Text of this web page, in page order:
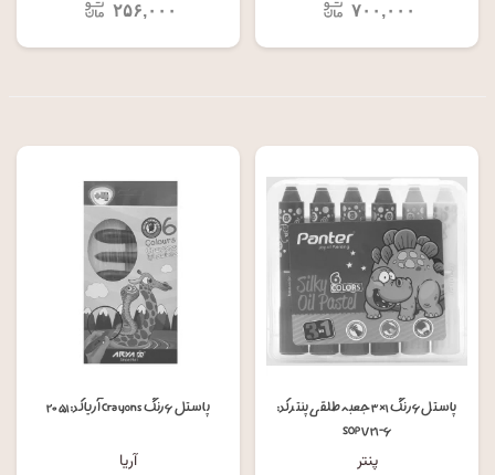
۷۰۰,۰۰۰ ۲۵۶,۰۰۰
پاستل ۶ رنگ ۱×۳ جعبه طلقی پنتر کد:
SOP ۷۲۱-۶
پنتر
پاستل ۶ رنگ Crayons آریا کد: ۲۰۵۱
آریا